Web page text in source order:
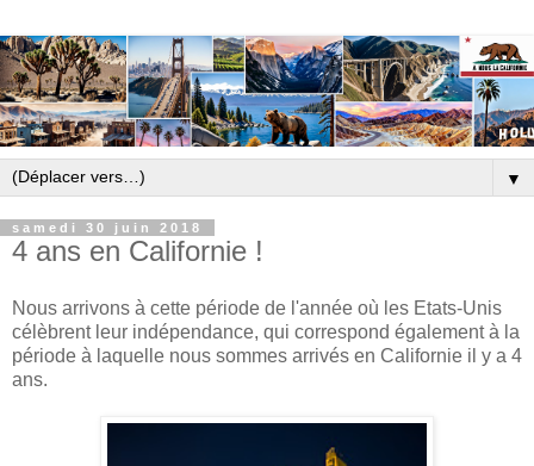
▼
samedi 30 juin 2018
4 ans en Californie !
Nous arrivons à cette période de l'année où les Etats-Unis
célèbrent leur indépendance, qui correspond également à la
période à laquelle nous sommes arrivés en Californie il y a 4
ans.